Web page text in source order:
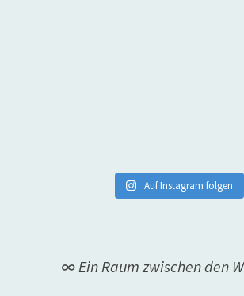
Auf Instagram folgen
∞ Ein Raum zwischen den